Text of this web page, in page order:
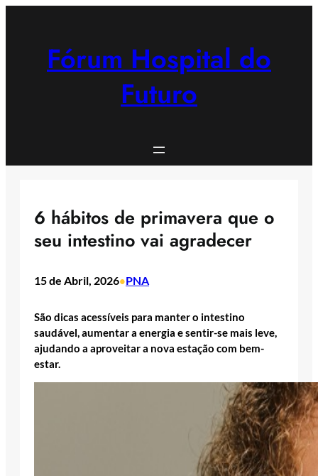
Fórum Hospital do
Futuro
6 hábitos de primavera que o
seu intestino vai agradecer
15 de Abril, 2026•PNA
São dicas acessíveis para manter o intestino
saudável, aumentar a energia e sentir-se mais leve,
ajudando a aproveitar a nova estação com bem-
estar.